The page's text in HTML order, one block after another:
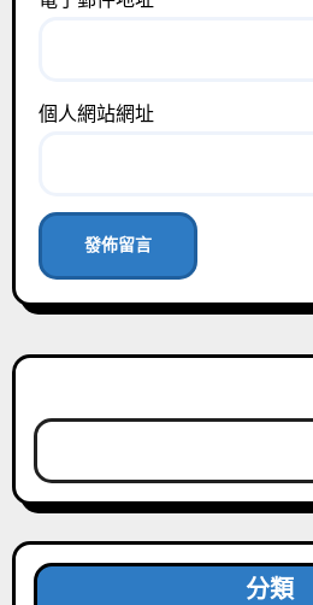
個人網站網址
分類